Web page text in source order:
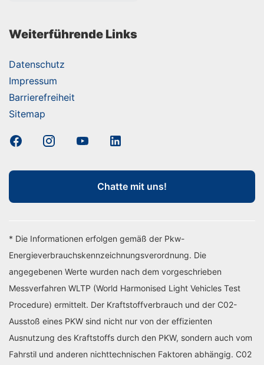
Weiterführende Links
Datenschutz
Impressum
Barrierefreiheit
Sitemap
Chatte mit uns!
* Die Informationen erfolgen gemäß der Pkw-
Energieverbrauchskennzeichnungsverordnung. Die
angegebenen Werte wurden nach dem vorgeschrieben
Messverfahren WLTP (World Harmonised Light Vehicles Test
Procedure) ermittelt. Der Kraftstoffverbrauch und der C02-
Ausstoß eines PKW sind nicht nur von der effizienten
Ausnutzung des Kraftstoffs durch den PKW, sondern auch vom
Fahrstil und anderen nichttechnischen Faktoren abhängig. C02